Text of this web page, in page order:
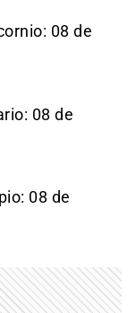
08 de
08 de
08 de